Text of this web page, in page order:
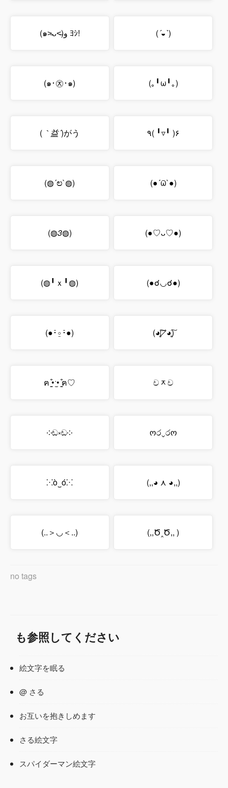
(๑˃̵ᴗ˂̵)و ﾖｼ! (´◒`)
(๑･㉨･๑) (｡╹ω╹｡)
(｀益´)がう ٩( ╹▿╹ )۶
(◍´ಲ`◍) (●´ϖ`●)
(◍3◍) (●♡ᴗ♡●)
(◍╹ｘ╹◍) (●☌◡☌●)
(●･̆⍛･̆●) (◕̻͠◸◕̻͠)
ฅ ̳͒•ˑ̫• ̳͒ฅ♡ චᆽච
༶ඬ༝ඬ༶ ოර⌄රო
⁙ὸ‿ό⁙ (,,◕ ⋏ ◕,,)
(..＞◡＜..) (,,Ծ‸Ծ,, )
no tags
も参照してください
絵文字を眠る
@ さる
お互いを抱きしめます
さる絵文字
スパイダーマン絵文字